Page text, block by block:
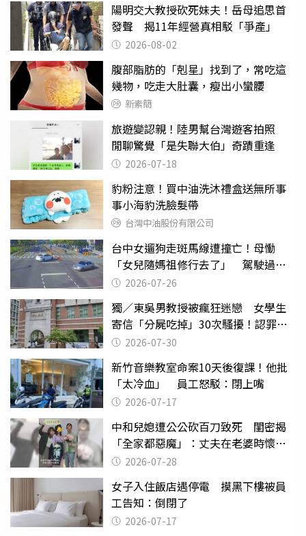
陽明交大教授砍死妹夫！岳母追思首
發聲 揭11年經營真相駁「爭產」
2026-08-02
腹部脂肪的「剋星」找到了，常吃這
幾物，吃走大肚囊，瘦出小蠻腰
新素簡
旅遊變認親！陸男幫台灣遊客拍照
閒聊驚覺「是失聯大伯」奇蹟重逢
2026-07-18
豹粉注意！買中油洗沐禮盒送無所事
事小海豹洗臉髮帶
台灣中油股份有限公司
台中女遛狗走斑馬線遭撞亡！母慟
「女兒隨媽祖修行去了」 駕駛過失
致死判9月
2026-07-26
獨／東吳男教授被瘋狂迷戀 女學生
寄信「分屍吃掉」30次騷擾！認罪免
關 2026-07-30
新竹音樂教室命案10天後復課！他批
「太冷血」 員工怒駁：閉上嘴
2026-07-17
中和兒媳遭公公砍百刀致死 閨密揭
「全家都惡魔」：丈夫在老婆時懷孕
摔東西
2026-07-28
女子入住飯店遇停電 摸黑下樓被員
工告知：倒閉了
2026-07-17